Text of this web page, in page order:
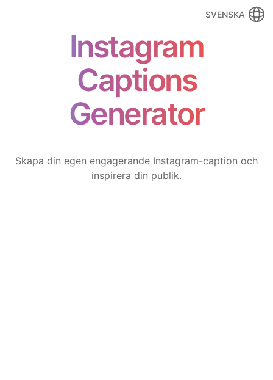
SVENSKA
Instagram
Captions
Generator
Skapa din egen engagerande Instagram-caption och
inspirera din publik.